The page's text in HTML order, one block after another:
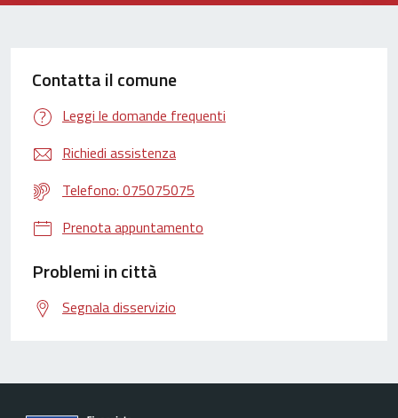
Contatta il comune
Leggi le domande frequenti
Richiedi assistenza
Telefono: 075075075
Prenota appuntamento
Problemi in città
Segnala disservizio